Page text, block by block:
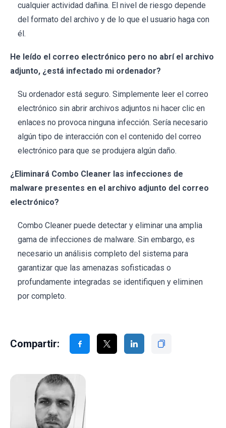
cualquier actividad dañina. El nivel de riesgo depende
del formato del archivo y de lo que el usuario haga con
él.
He leído el correo electrónico pero no abrí el archivo
adjunto, ¿está infectado mi ordenador?
Su ordenador está seguro. Simplemente leer el correo
electrónico sin abrir archivos adjuntos ni hacer clic en
enlaces no provoca ninguna infección. Sería necesario
algún tipo de interacción con el contenido del correo
electrónico para que se produjera algún daño.
¿Eliminará Combo Cleaner las infecciones de
malware presentes en el archivo adjunto del correo
electrónico?
Combo Cleaner puede detectar y eliminar una amplia
gama de infecciones de malware. Sin embargo, es
necesario un análisis completo del sistema para
garantizar que las amenazas sofisticadas o
profundamente integradas se identifiquen y eliminen
por completo.
Compartir: